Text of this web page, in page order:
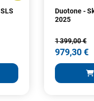
Duotone -
2025
1 399,00 €
979,30 €